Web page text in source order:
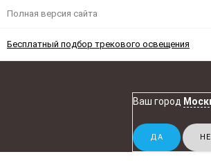
Полная версия сайта
Бесплатный подбор трекового освещения
Ваш город